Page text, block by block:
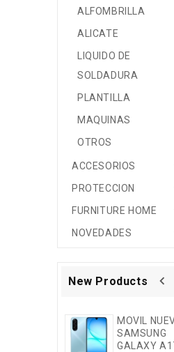
ALFOMBRILLA
ALICATE
LIQUIDO DE
SOLDADURA
PLANTILLA
MAQUINAS
OTROS
ACCESORIOS
PROTECCION
FURNITURE HOME
NOVEDADES
New Products navigate_before
MOVIL
SAMSUNG
GALAXY